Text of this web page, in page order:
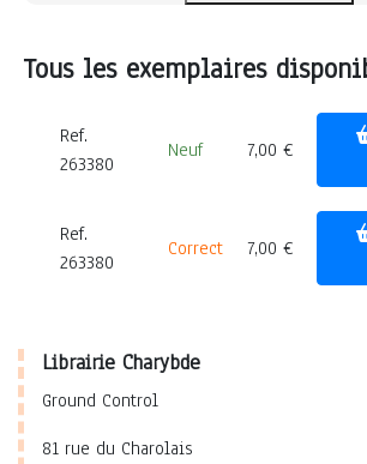
Tous les exemplaires
Ref.
263380
Neuf 7,00 €
Ref.
263380
Correct 7,00 €
Librairie Charybde
Ground Control
81 rue du Charolais